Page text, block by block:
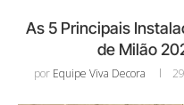
As 5 Principais
de Milão
por Equipe Viva Decora